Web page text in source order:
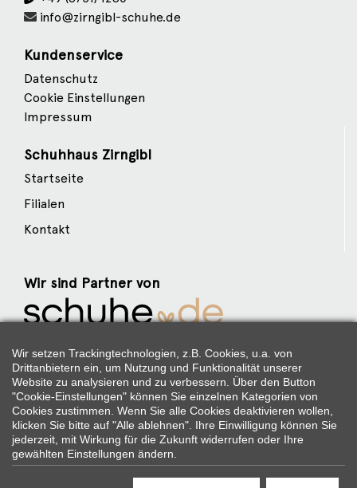
info@zirngibl-schuhe.de
Kundenservice
Datenschutz
Cookie Einstellungen
Impressum
Schuhhaus Zirngibl
Startseite
Filialen
Kontakt
Wir sind Partner von
Weitere Partner
Folgen Sie uns:
Wir setzen Trackingtechnologien, z.B. Cookies, u.a. von
Drittanbietern ein, um Nutzung und Funktionalität unserer
Website zu analysieren und zu verbessern. Über den Button
"Cookie-Einstellungen" können Sie einzelnen Kategorien von
Cookies zustimmen. Wenn Sie alle Cookies deaktivieren wollen,
klicken Sie bitte auf "Alle ablehnen". Ihre Einwilligung können Sie
jederzeit, mit Wirkung für die Zukunft widerrufen oder Ihre
gewählten Einstellungen ändern.